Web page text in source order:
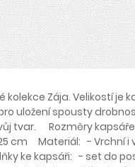
Zája. Velikostí je
uložení spousty
tvar. Rozměry
cm Materiál: - Vrchní
ke kapsáři: - set do